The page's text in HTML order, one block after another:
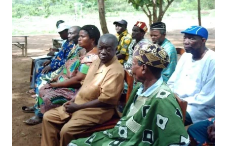
BILD ANZEIGEN